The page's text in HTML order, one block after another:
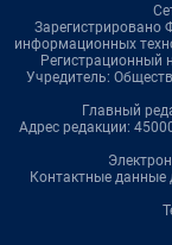
Зарегистрировано
информационных
Учредитель:
Главный
Адрес редакции:
Контактные данные